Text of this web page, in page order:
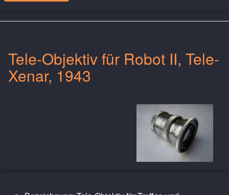
Tele-Objektiv für Robot II, Tele-
Xenar, 1943